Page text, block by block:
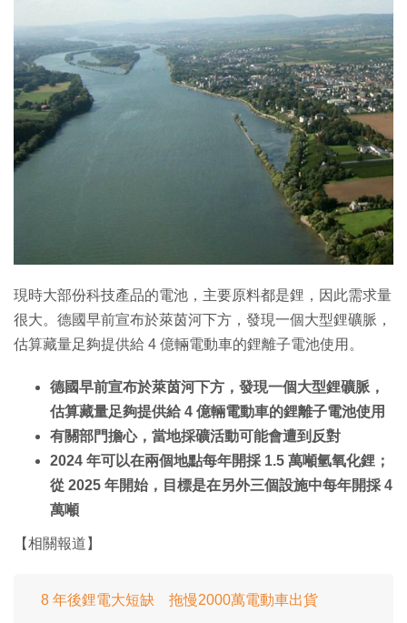
現時大部份科技產品的電池，主要原料都是鋰，因此需求量
很大。德國早前宣布於萊茵河下方，發現一個大型鋰礦脈，
估算藏量足夠提供給 4 億輛電動車的鋰離子電池使用。
德國早前宣布於萊茵河下方，發現一個大型鋰礦脈，
估算藏量足夠提供給 4 億輛電動車的鋰離子電池使用
有關部門擔心，當地採礦活動可能會遭到反對
2024 年可以在兩個地點每年開採 1.5 萬噸氫氧化鋰；
從 2025 年開始，目標是在另外三個設施中每年開採 4
萬噸
【相關報道】
8 年後鋰電大短缺 拖慢2000萬電動車出貨